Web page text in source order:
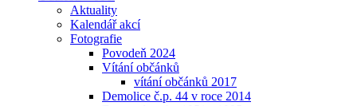
Aktuality
Kalendář akcí
Fotografie
Povodeň 2024
Vítání občánků
vítání občánků 2017
Demolice č.p. 44 v roce 2014